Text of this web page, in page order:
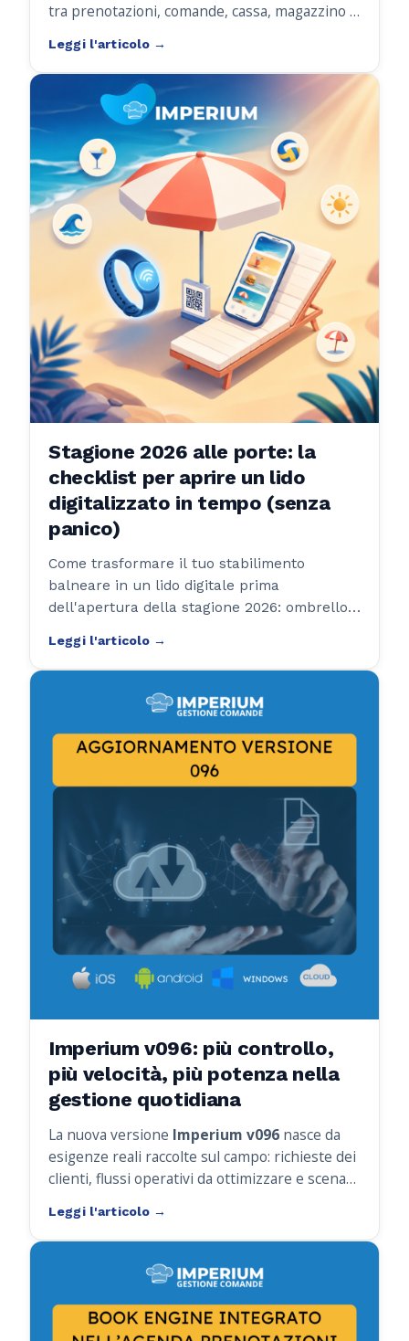
tra prenotazioni, comande, cassa, magazzino e
diversi che non comunicano tra loro. Il
risultato? Tempo perso, errori in sala e dati
sparsi ovunque.
Stagione 2026 alle porte: la
checklist per aprire un lido
digitalizzato in tempo (senza
panico)
Come trasformare il tuo stabilimento
balneare in un lido digitale prima
dell'apertura della stagione 2026: ombrelloni
prenotazioni online. Checklist pratica in 7
step.
Imperium v096: più controllo,
più velocità, più potenza nella
gestione quotidiana
La nuova versione Imperium v096 nasce da
esigenze reali raccolte sul campo: richieste dei
clienti, flussi operativi da ottimizzare e scenari
Il risultato è un aggiornamento che introduce
funzionalità pratiche e miglioramenti concreti,
pensati per semplificare davvero la gestione